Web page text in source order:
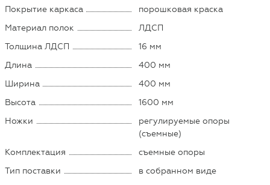
Покрытие каркаса
порошковая краска
Материал полок
ЛДСП
Толщина ЛДСП
16 мм
Длина
400 мм
Ширина
400 мм
Высота
1600 мм
Ножки
регулируемые опоры
(съемные)
Комплектация
съемные опоры
Тип поставки
в собранном виде